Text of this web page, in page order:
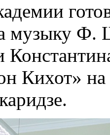
музыку Ф.
Кихот»